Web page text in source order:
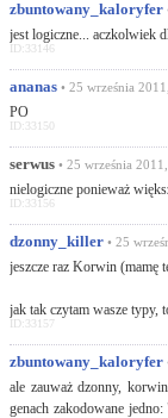
zbuntowany_kaloryfer
jest logiczne... aczkolwiek
ID:33146
ananas • 25 września
PO
ID:33150
serwus • 25 września
nielogiczne ponieważ
ID:33156
dzonny_killer • 25
jeszcze raz Korwin (mamę
jak tak czytam wasze typy,
ID:33157
zbuntowany_kaloryfer
ale zauważ dzonny,
genach zakodowane